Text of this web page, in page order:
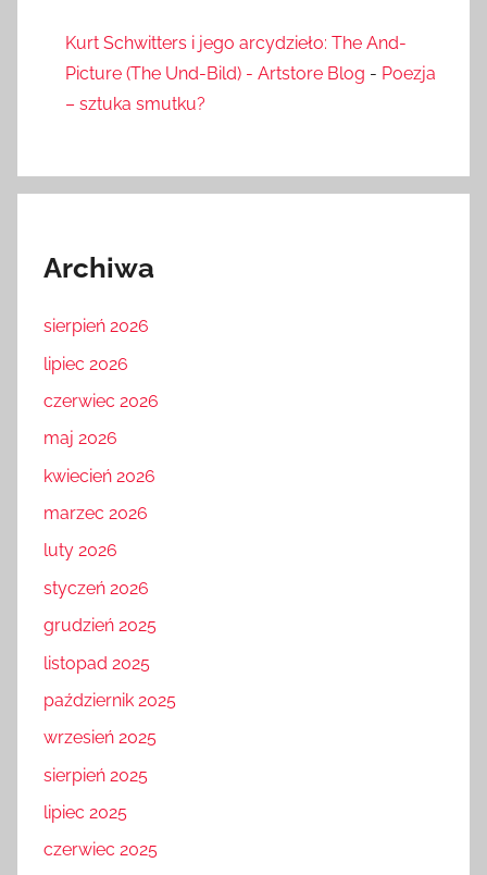
Kurt Schwitters i jego arcydzieło: The And-
Picture (The Und-Bild) - Artstore Blog - Poezja
– sztuka smutku?
Archiwa
sierpień 2026
lipiec 2026
czerwiec 2026
maj 2026
kwiecień 2026
marzec 2026
luty 2026
styczeń 2026
grudzień 2025
listopad 2025
październik 2025
wrzesień 2025
sierpień 2025
lipiec 2025
czerwiec 2025